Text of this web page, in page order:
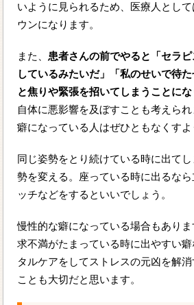
いように見られるため、医療人とし
ウンになります。
また、 患者さんの前でやると「セラ
しているみたいだ」「私のせいで待た
と焦りや緊張を招いてしまうことに
自体に悪影響を及ぼすことも考えら
癖になっている人はぜひともなくすよ
同じ姿勢をとり続けている時に出て
勢を変える。座っている時に出るな
ッチなどをするといいでしょう。
慢性的な癖になっている場合もあり
求不満がたまっている時に出やすい
タルケアをしてストレスの元凶を解
ことも大切だと思います。